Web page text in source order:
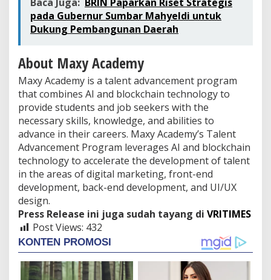
pada Gubernur Sumbar Mahyeldi untuk
Dukung Pembangunan Daerah
About Maxy Academy
Maxy Academy is a talent advancement program
that combines AI and blockchain technology to
provide students and job seekers with the
necessary skills, knowledge, and abilities to
advance in their careers. Maxy Academy’s Talent
Advancement Program leverages AI and blockchain
technology to accelerate the development of talent
in the areas of digital marketing, front-end
development, back-end development, and UI/UX
design.
Press Release ini juga sudah tayang di VRITIMES
Post Views: 432